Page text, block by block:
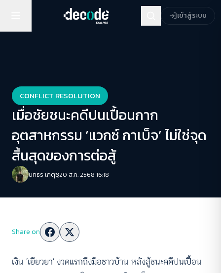
เข้าสู่ระบบ
CONFLICT RESOLUTION
เมื่อชัยชนะคดีปนเปื้อนกาก
อุตสาหกรรม ‘แวกซ์ กาเบ็จ’ ไม่ใช่จุด
สิ้นสุดของการต่อสู้
นทธร เกตุชู20 ส.ค. 2568 16:18
Share on
เงิน ‘เยียวยา’ งวดแรกถึงมือชาวบ้าน หลังสู้ชนะคดีปนเปื้อน